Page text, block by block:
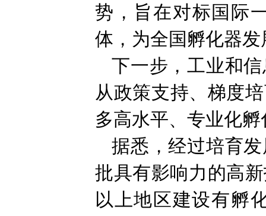
势，旨在对标国际
体，为全国孵化器
下一步，工业和
从政策支持、梯度
多高水平、专业化
据悉，经过培育
批具有影响力的高
以上地区建设有孵